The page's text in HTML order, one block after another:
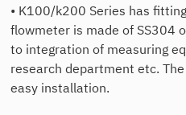
• K100/k200 Series has
flowmeter is made of SS304
to integration of measuring
research department etc.
easy installation.